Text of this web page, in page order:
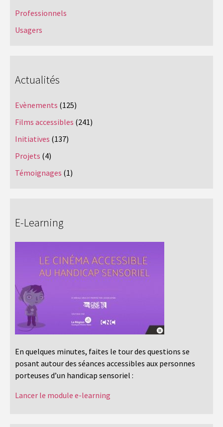
Professionnels
Usagers
Actualités
Evènements (125)
Films accessibles (241)
Initiatives (137)
Projets (4)
Témoignages (1)
E-Learning
En quelques minutes, faites le tour des questions se
posant autour des séances accessibles aux personnes
porteuses d’un handicap sensoriel :
Lancer le module e-learning